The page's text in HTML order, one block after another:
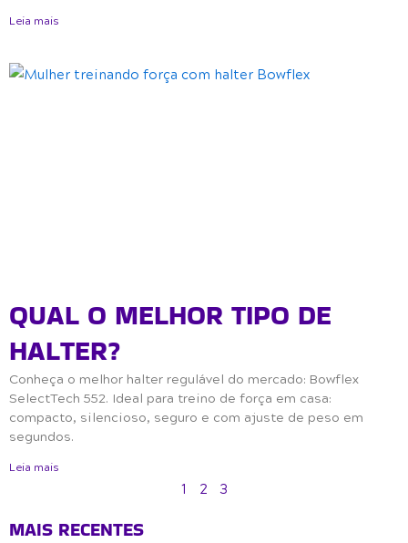
Leia mais
QUAL O MELHOR TIPO DE
HALTER?
Conheça o melhor halter regulável do mercado: Bowflex
SelectTech 552. Ideal para treino de força em casa:
compacto, silencioso, seguro e com ajuste de peso em
segundos.
Leia mais
1 2 3
MAIS RECENTES